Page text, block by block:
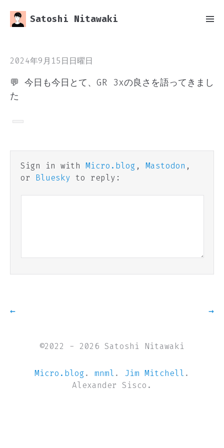
Satoshi Nitawaki
2024年9月15日日曜日
💬 今日も今日とて、GR 3xの良さを語ってきまし
た
Sign in with Micro.blog , Mastodon ,
or Bluesky to reply:
← →
©2022 - 2026 Satoshi Nitawaki
Micro.blog . mnml . Jim Mitchell .
Alexander Sisco.